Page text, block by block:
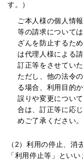
す。）
ご本人様の個人情
等の請求について
ざんを防止するた
は代理人様による
訂正等をさせていた
ただし、他の法令
る場合、利用目的
誤りや変更につい
合は、訂正等に応
めご了承ください。
（2）利用の停止、消
「利用停止等」といい